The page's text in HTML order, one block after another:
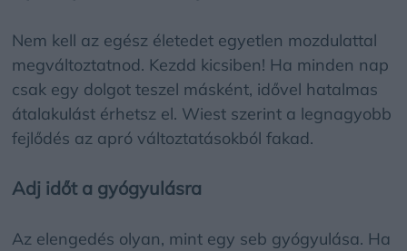
Nem kell az egész életedet egyetlen mozdulattal
megváltoztatnod. Kezdd kicsiben! Ha minden nap
csak egy dolgot teszel másként, idővel hatalmas
átalakulást érhetsz el. Wiest szerint a legnagyobb
fejlődés az apró változtatásokból fakad.
Adj időt a gyógyulásra
Az elengedés olyan, mint egy seb gyógyulása. Ha